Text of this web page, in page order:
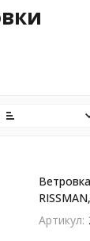
Артикул: